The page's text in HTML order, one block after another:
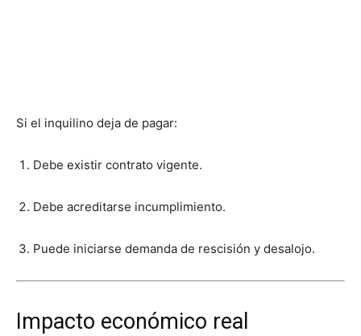
Si el inquilino deja de pagar:
Debe existir contrato vigente.
Debe acreditarse incumplimiento.
Puede iniciarse demanda de rescisión y desalojo.
Impacto económico real